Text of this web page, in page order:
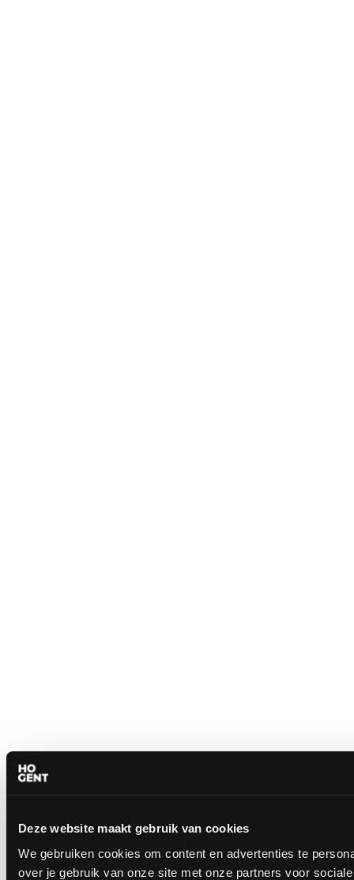
Deze website maakt gebruik van cookies
We gebruiken cookies om content en advertenties te
over je gebruik van onze site met onze partners voor